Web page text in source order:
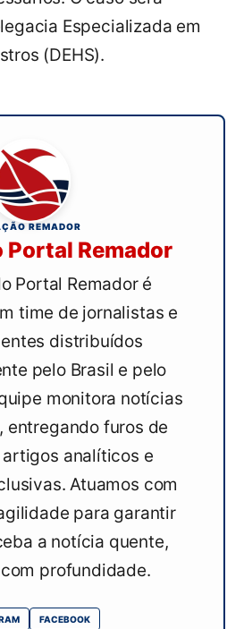
Especializada em
(DEHS).
REMADOR
Portal Remador
Portal Remador é
time de jornalistas e
distribuídos
pelo Brasil e pelo
monitora notícias
entregando furos de
analíticos e
Atuamos com
para garantir
a notícia quente,
profundidade.
FACEBOOK